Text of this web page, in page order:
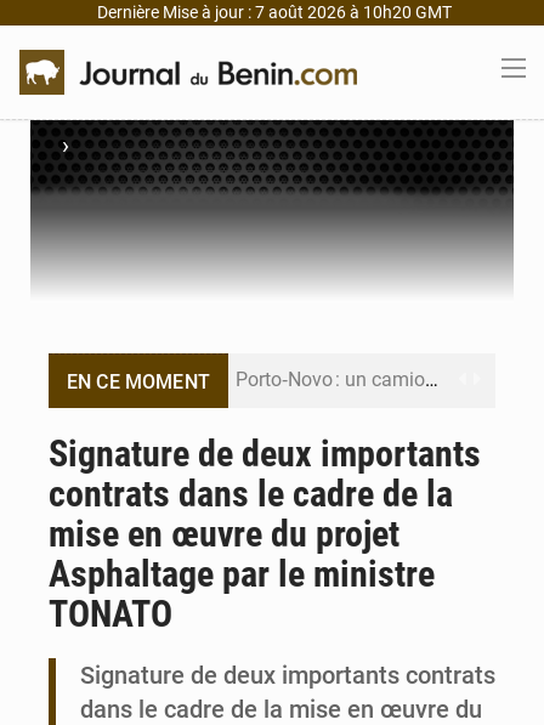
Dernière Mise à jour : 7 août 2026 à 10h20 GMT
›
EN CE MOMENT Porto‑Novo : un camion de produits pétroliers embrase Avakpa
Bénin : Djogbénou inspecte le chantier du siège de l’Assemblée
Bénin : Le CEG La Verdure de Ouèdo fait sa mue pour la rentrée
Signature de deux importants
contrats dans le cadre de la
mise en œuvre du projet
Asphaltage par le ministre
TONATO
Signature de deux importants contrats
dans le cadre de la mise en œuvre du